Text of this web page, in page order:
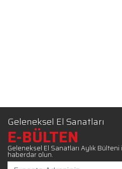
Geleneksel El Sanatları
E-BÜLTEN
Geleneksel El Sanatları Aylık
haberdar olun.